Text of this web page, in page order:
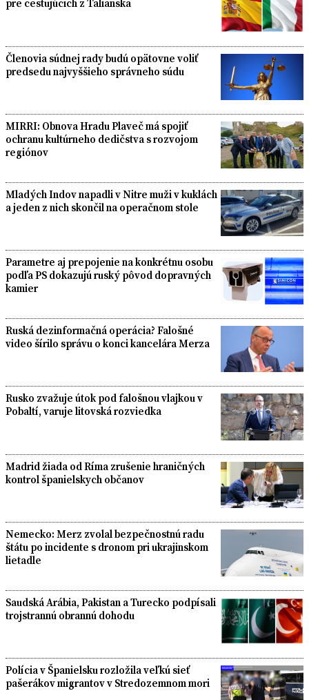
pre cestujúcich z Talianska
Členovia súdnej rady budú opätovne voliť
predsedu najvyššieho správneho súdu
MIRRI: Obnova Hradu Plaveč má spojiť
ochranu kultúrneho dedičstva s rozvojom
regiónov
Mladých Indov napadli v Nitre muži v kuklách
a jeden z nich skončil na operačnom stole
Parametre aj prepojenie na konkrétnu osobu
podľa PS dokazujú ruský pôvod dopravných
kamier
Ruská dezinformačná operácia? Falošné
video šírilo správu o konci kancelára Merza
Rusko zvažuje útok pod falošnou vlajkou v
Pobaltí, varuje litovská rozviedka
Madrid žiada od Ríma zrušenie hraničných
kontrol španielskych občanov
Nemecko: Merz zvolal bezpečnostnú radu
štátu po incidente s dronom pri ukrajinskom
lietadle
Saudská Arábia, Pakistan a Turecko podpísali
trojstrannú obrannú dohodu
Polícia v Španielsku rozložila veľkú sieť
pašerákov migrantov v Stredozemnom mori